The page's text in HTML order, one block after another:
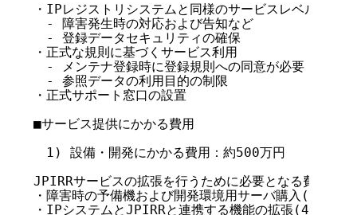
・IPレジストリシステムと同様のサービスレベルの提供
- 障害発生時の対応および告知など
- 登録データセキュリティの確保
・正式な規則に基づくサービス利用
- メンテナ登録時に登録規則への同意が必要
- 参照データの利用目的の制限
・正式サポート窓口の設置
■サービス提供にかかる費用
1) 設備・開発にかかる費用：約500万円
JPIRRサービスの拡張を行うために必要となる費用。
・障害時の予備機および開発環境用サーバ購入(100
・IPシステムとJPIRRと連携する機能の拡張(400万